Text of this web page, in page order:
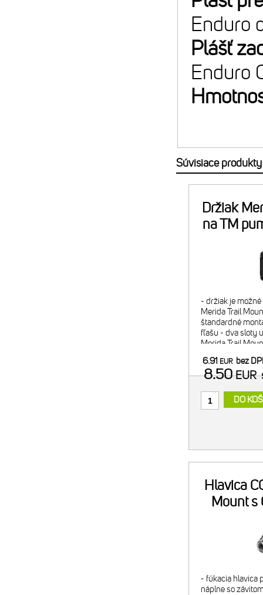
Enduro
Plášť
Enduro
Súvisiace produkty
Držiak
na TM
- držiak je
Merida Trail
štandardné
fľašu - dva sloty
Merida Trail
minipumpy) -
6.91 EUR bez
8.50EUR
DO
Hlavica
Mount s
- fúkacia hlavica
náplne so